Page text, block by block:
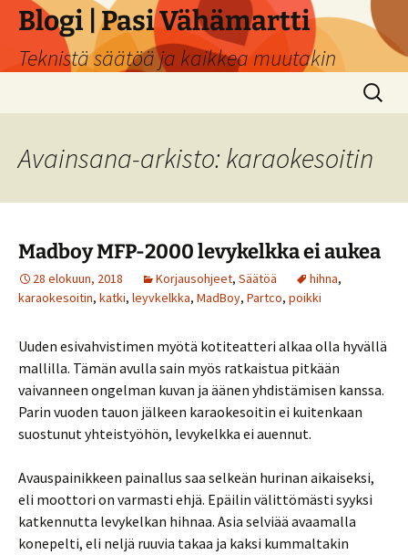
Siirry
sisältöön
Blogi | Pasi Vähämartti
Teknistä säätöä ja kaikkea muutakin
Haku:
Avainsana-arkisto: karaokesoitin
Madboy MFP-2000 levykelkka ei aukea
28 elokuun, 2018 Korjausohjeet, Säätöä hihna,
karaokesoitin, katki, leyvkelkka, MadBoy, Partco, poikki
Uuden esivahvistimen myötä kotiteatteri alkaa olla hyvällä
mallilla. Tämän avulla sain myös ratkaistua pitkään
vaivanneen ongelman kuvan ja äänen yhdistämisen kanssa.
Parin vuoden tauon jälkeen karaokesoitin ei kuitenkaan
suostunut yhteistyöhön, levykelkka ei auennut.
Avauspainikkeen painallus saa selkeän hurinan aikaiseksi,
eli moottori on varmasti ehjä. Epäilin välittömästi syyksi
katkennutta levykelkan hihnaa. Asia selviää avaamalla
konepelti, eli neljä ruuvia takaa ja kaksi kummaltakin